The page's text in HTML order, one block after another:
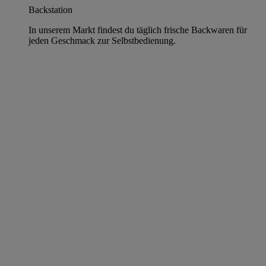
Backstation
In unserem Markt findest du täglich frische Backwaren für
jeden Geschmack zur Selbstbedienung.